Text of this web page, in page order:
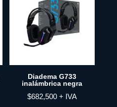
Diadema G733
inalámbrica negra
$682,500 + IVA